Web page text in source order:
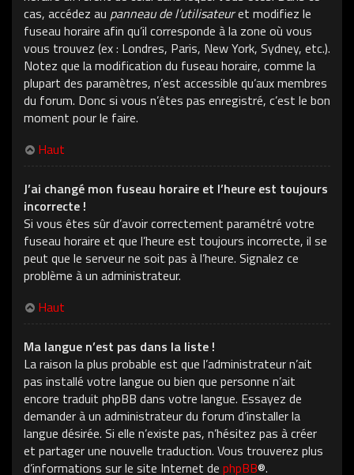
cas, accédez au panneau de l’utilisateuret modifiez le
fuseau horaire afin qu’il corresponde à la zone où vous
vous trouvez (ex : Londres, Paris, New York, Sydney, etc.).
Notez que la modification du fuseau horaire, comme la
plupart des paramètres, n’est accessible qu’aux membres
du forum. Donc si vous n’êtes pas enregistré, c’est le bon
moment pour le faire.
Haut
J’ai changé mon fuseau horaire et l’heure est toujours
incorrecte !
Si vous êtes sûr d’avoir correctement paramétré votre
fuseau horaire et que l’heure est toujours incorrecte, il se
peut que le serveur ne soit pas à l’heure. Signalez ce
problème à un administrateur.
Haut
Ma langue n’est pas dans la liste !
La raison la plus probable est que l’administrateur n’ait
pas installé votre langue ou bien que personne n’ait
encore traduit phpBB dans votre langue. Essayez de
demander à un administrateur du forum d’installer la
langue désirée. Si elle n’existe pas, n’hésitez pas à créer
et partager une nouvelle traduction. Vous trouverez plus
d’informations sur le site Internet de phpBB®.